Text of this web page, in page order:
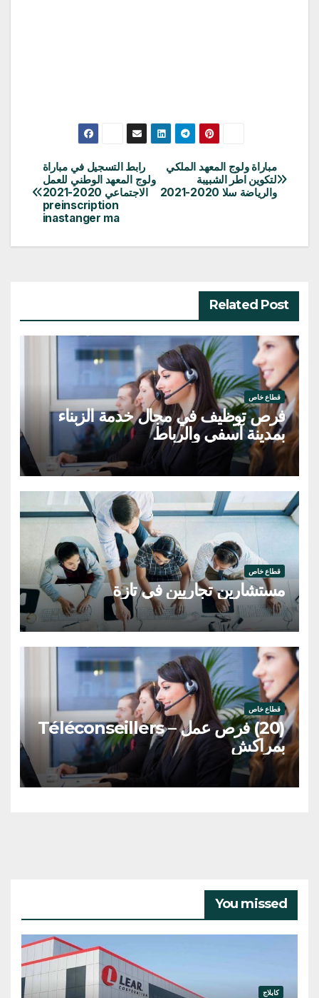
تصفّح
المقالات
رابط التسجيل في مباراة
ولوج المعهد الوطني للعمل
الاجتماعي 2020-2021
preinscription
inastanger ma
مباراة ولوج المعهد الملكي
لتكوين اطر الشبيبة
والرياضة سلا 2020-2021
Related Post
قطاع خاص
فرص توظيف في مجال خدمة الزبناء
بمدينة آسفي والرباط
قطاع خاص
مستشارين تجاريين في تازة
قطاع خاص
(20) فرص عمل – Téléconseillers
بمراكش
You missed
كابلاج